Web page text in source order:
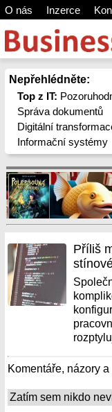
O nás Inzerce
Nepřehlédněte:
Top z IT:
Správa dokumentů
Digitální
Informační systémy
Příliš
Komentáře, názory a
Zatím sem nikdo